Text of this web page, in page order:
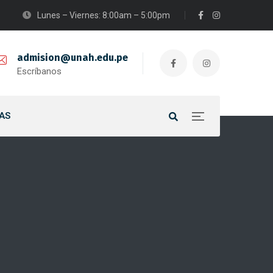
Lunes – Viernes: 8:00am – 5:00pm
admision@unah.edu.pe
Escríbanos